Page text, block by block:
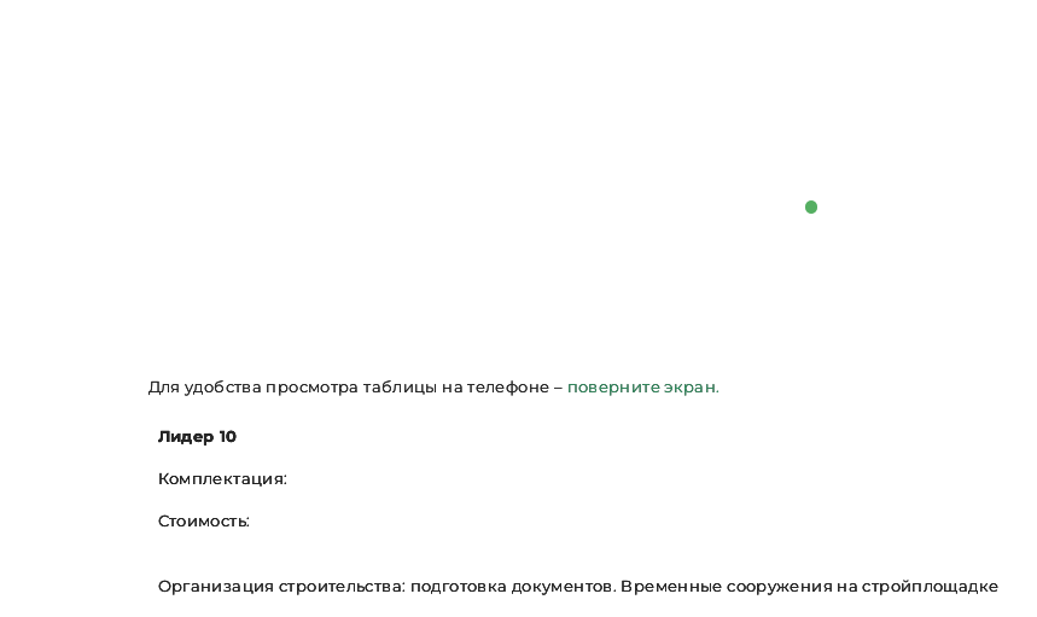
Для удобства просмотра таблицы на телефоне – поверните экран.
Лидер 10
Комплектация:
Стоимость:
Организация строительства: подготовка документов. Временные сооружения на стройплощадке